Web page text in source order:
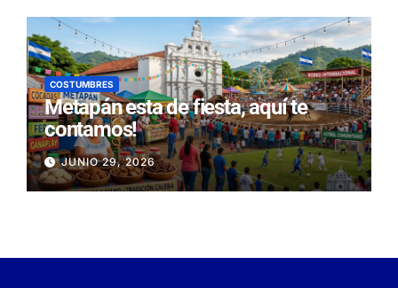
COSTUMBRES
Metapán esta de fiesta, aquí te
contamos!
JUNIO 29, 2026